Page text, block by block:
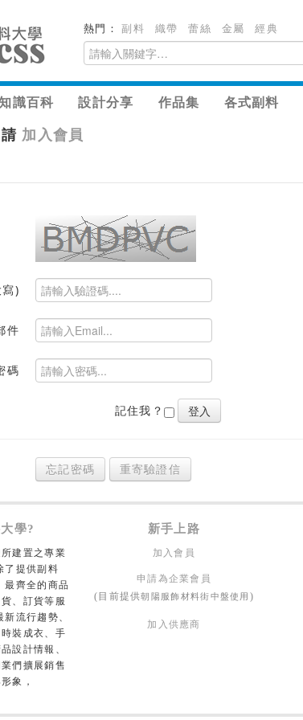
熱門：副料 織帶 蕾絲 金屬 經典
識百科 設計分享 作品集 各式副料
加入會員
)
件
碼
記住我？
忘記密碼 重寄驗證信
學? 新手上路
建置之專業
了提供副料
最齊全的商品
、訂貨等服
流行趨勢、
裝成衣、手
設計情報、
們擴展銷售
象，
加入會員
申請為企業會員
(目前提供朝陽服飾材料街中盤使用 )
加入供應商